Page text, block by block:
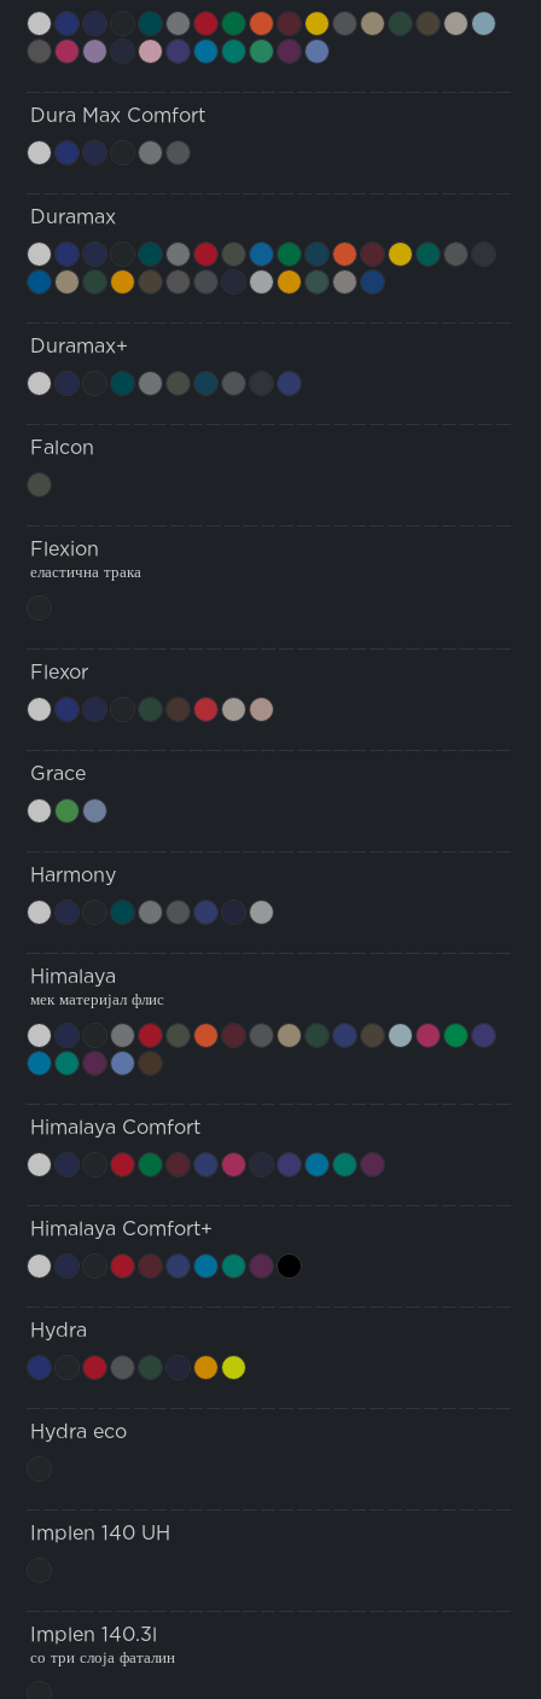
Dura Max Comfort
Duramax
Duramax+
Falcon
Flexion
еластична трака
Flexor
Grace
Harmony
Himalaya
мек материјал флис
Himalaya Comfort
Himalaya Comfort+
Hydra
Hydra eco
Implen 140 UH
Implen 140.3l
со три слоја фаталин